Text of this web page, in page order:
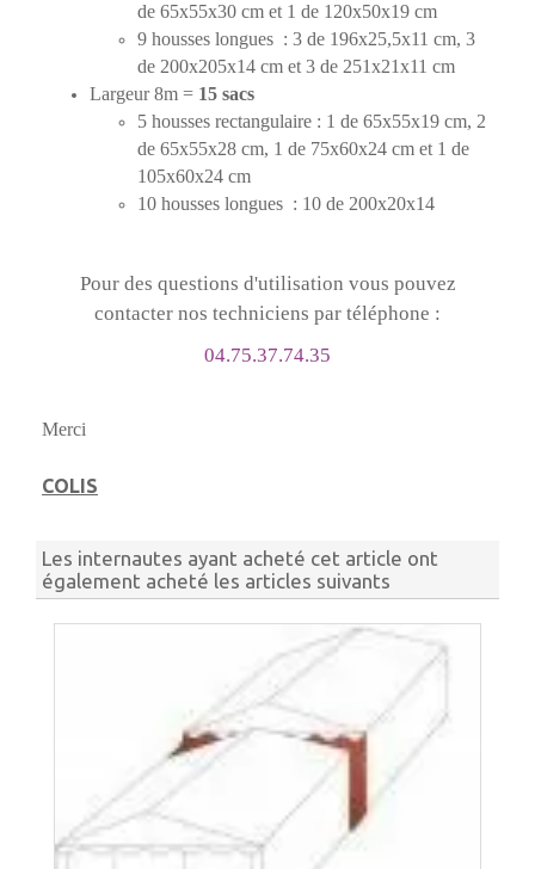
de 65x55x30 cm et 1 de 120x50x19 cm
9 housses longues : 3 de 196x25,5x11 cm, 3
de 200x205x14 cm et 3 de 251x21x11 cm
Largeur 8m = 15 sacs
5 housses rectangulaire : 1 de 65x55x19 cm, 2
de 65x55x28 cm, 1 de 75x60x24 cm et 1 de
105x60x24 cm
10 housses longues : 10 de 200x20x14
Pour des questions d'utilisation vous pouvez
contacter nos techniciens par téléphone :
04.75.37.74.35
Merci
COLIS
Les internautes ayant acheté cet article ont
également acheté les articles suivants